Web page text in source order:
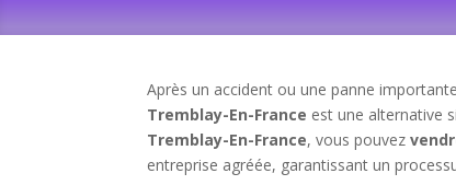
Après un accident ou une panne
Tremblay-En-France est une alternative
Tremblay-En-France, vous pouvez
entreprise agréée, garantissant un